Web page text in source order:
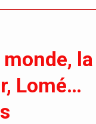
la
Lomé…